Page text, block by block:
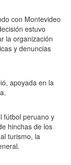
con Montevideo
estuvo
la organización
y denuncias
apoyada en la
fútbol peruano y
hinchas de los
turismo, la